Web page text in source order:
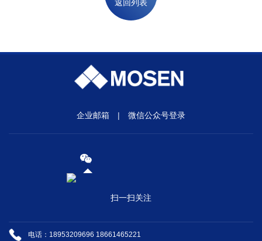
返回列表
企业邮箱 | 微信公众号登录
扫一扫关注
电话：18953209696 18661465221